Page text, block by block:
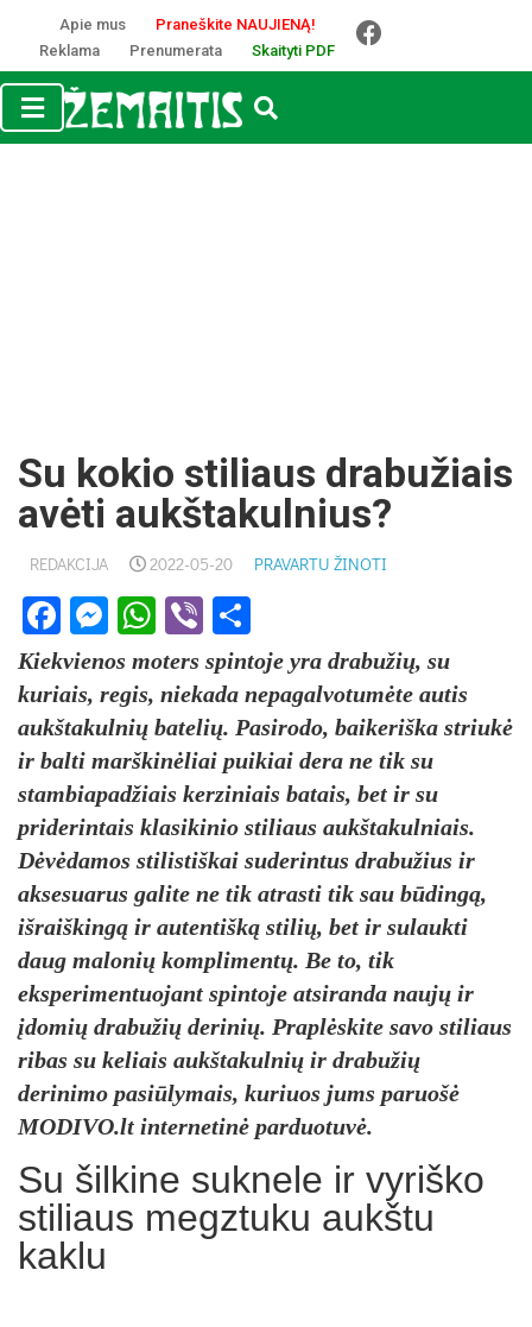
Apie mus
Praneškite NAUJIENĄ!
Reklama
Prenumerata Skaityti PDF
Su kokio stiliaus drabužiais
avėti aukštakulnius?
REDAKCIJA 2022-05-20 PRAVARTU ŽINOTI
Facebook
Messenger
WhatsApp
Viber
Kiekvienos moters spintoje yra drabužių, su
kuriais, regis, niekada nepagalvotumėte autis
aukštakulnių batelių. Pasirodo, baikeriška striukė
ir balti marškinėliai puikiai dera ne tik su
stambiapadžiais kerziniais batais, bet ir su
priderintais klasikinio stiliaus aukštakulniais.
Dėvėdamos stilistiškai suderintus drabužius ir
aksesuarus galite ne tik atrasti tik sau būdingą,
išraiškingą ir autentišką stilių, bet ir sulaukti
daug malonių komplimentų. Be to, tik
eksperimentuojant spintoje atsiranda naujų ir
įdomių drabužių derinių. Praplėskite savo stiliaus
ribas su keliais aukštakulnių ir drabužių
derinimo pasiūlymais, kuriuos jums paruošė
MODIVO.lt internetinė parduotuvė.
Su šilkine suknele ir vyriško
stiliaus megztuku aukštu
kaklu